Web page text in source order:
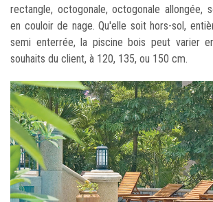
rectangle, octogonale, octogonale allongée,
en couloir de nage. Qu'elle soit hors-sol,
semi enterrée, la piscine bois peut varier
souhaits du client, à 120, 135, ou 150 cm.